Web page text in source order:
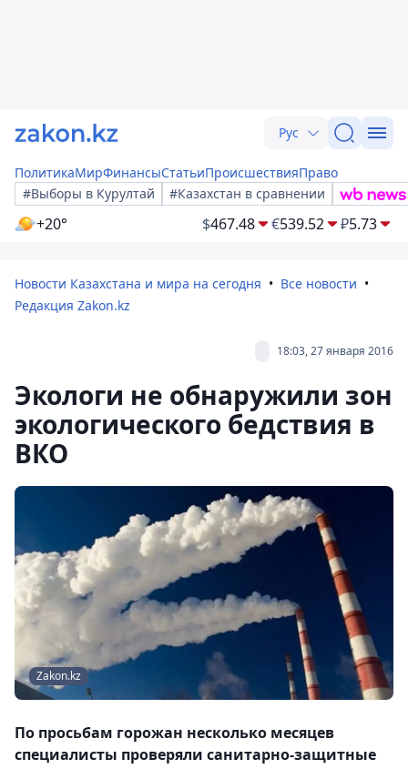
Рус
ПолитикаМирФинансыСтатьиПроисшествияПраво
#Выборы в Курултай
#Казахстан в сравнении
+20° $467.48 €539.52 ₽5.73
Новости Казахстана и мира на сегодня
Все новости
Редакция Zakon.kz
18:03, 27 января 2016
Экологи не обнаружили зон
экологического бедствия в
ВКО
Zakon.kz
По просьбам горожан несколько месяцев
специалисты проверяли санитарно-защитные